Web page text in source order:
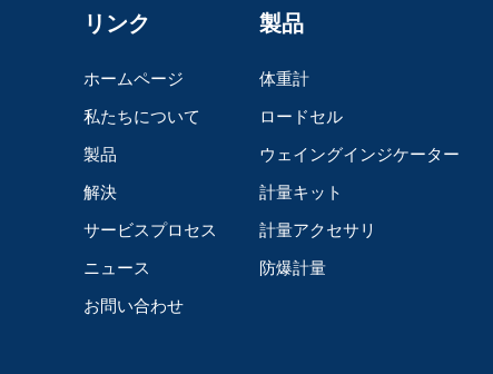
リンク
ホームページ
私たちについて
製品
解決
サービスプロセス
ニュース
お問い合わせ
製品
体重計
ロードセル
ウェイングインジケーター
計量キット
計量アクセサリ
防爆計量